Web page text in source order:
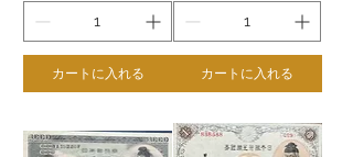
カートに入れる カートに入れる